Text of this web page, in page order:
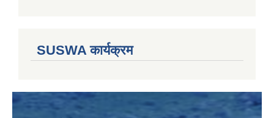
SUSWA कार्यक्रम